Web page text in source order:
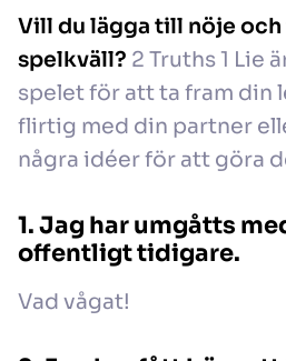
Vill du lägga till nöje
spelkväll? 2 Truths 1 Lie
spelet för att ta fram din
flirtig med din partner
några idéer för att göra
1. Jag har umgåtts
offentligt tidigare.
Vad vågat!